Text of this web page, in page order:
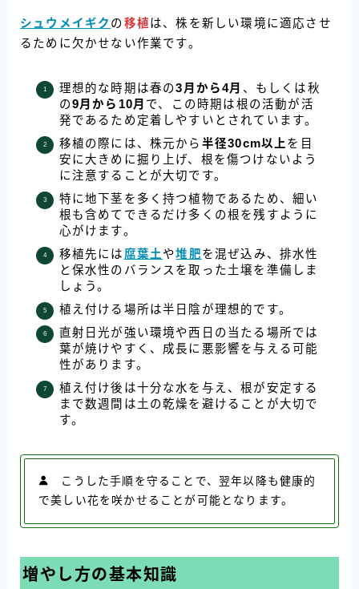
シュウメイギク の 移植は、株を新しい環境に適応させ
るために欠かせない作業です。
理想的な時期は春の3月から4月 、もしくは秋
の9月から10月 で、この時期は根の活動が活
発であるため定着しやすいとされています。
移植の際には、株元から 半径30cm以上 を目
安に大きめに掘り上げ、根を傷つけないよう
に注意することが大切です。
特に地下茎を多く持つ植物であるため、細い
根も含めてできるだけ多くの根を残すように
心がけます。
移植先には 腐葉土 や堆肥を混ぜ込み、排水性
と保水性のバランスを取った土壌を準備しま
しょう。
植え付ける場所は半日陰が理想的です。
直射日光が強い環境や西日の当たる場所では
葉が焼けやすく、成長に悪影響を与える可能
性があります。
植え付け後は十分な水を与え、根が安定する
まで数週間は土の乾燥を避けることが大切で
す。
こうした手順を守ることで、翌年以降も健康的
で美しい花を咲かせることが可能となります。
増やし方の基本知識